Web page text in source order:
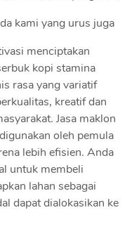
kami yang urus juga
menciptakan
kopi stamina
rasa yang variatif
kreatif dan
Jasa maklon
oleh pemula
lebih efisien. Anda
untuk membeli
lahan sebagai
dapat dialokasikan ke